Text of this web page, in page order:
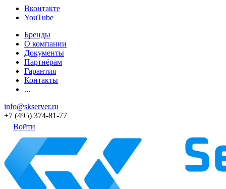
Вконтакте
YouTube
Бренды
О компании
Документы
Партнёрам
Гарантия
Контакты
...
info@skserver.ru
+7 (495) 374-81-77
Войти